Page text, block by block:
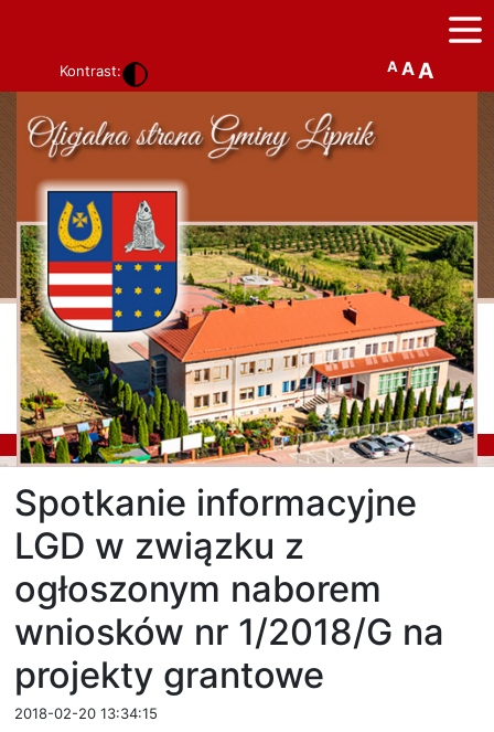
Kontrast: A AA
Spotkanie informacyjne
LGD w związku z
ogłoszonym naborem
wniosków nr 1/2018/G na
projekty grantowe
2018-02-20 13:34:15